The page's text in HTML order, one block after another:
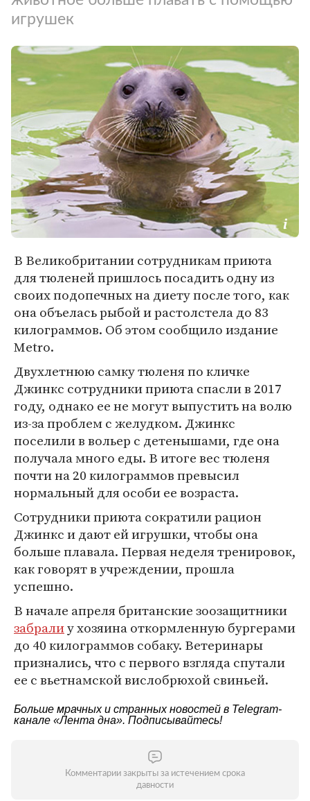
игрушек
В Великобритании сотрудникам приюта
для тюленей пришлось посадить одну из
своих подопечных на диету после того, как
она объелась рыбой и растолстела до 83
килограммов. Об этом сообщило издание
Metro.
Двухлетнюю самку тюленя по кличке
Джинкс сотрудники приюта спасли в 2017
году, однако ее не могут выпустить на волю
из-за проблем с желудком. Джинкс
поселили в вольер с детенышами, где она
получала много еды. В итоге вес тюленя
почти на 20 килограммов превысил
нормальный для особи ее возраста.
Сотрудники приюта сократили рацион
Джинкс и дают ей игрушки, чтобы она
больше плавала. Первая неделя тренировок,
как говорят в учреждении, прошла
успешно.
В начале апреля британские зоозащитники
забралиу хозяина откормленную бургерами
до 40 килограммов собаку. Ветеринары
признались, что с первого взгляда спутали
ее с вьетнамской вислобрюхой свиньей.
Больше мрачных и странных новостей в Telegram-
канале «Лента дна». Подписывайтесь!
Комментарии закрыты за истечением срока
давности